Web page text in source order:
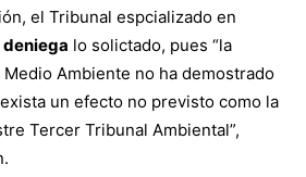
el Tribunal espcializado en
deniega lo solictado, pues “la
Ambiente no ha demostrado
un efecto no previsto como la
Tercer Tribunal Ambiental”,